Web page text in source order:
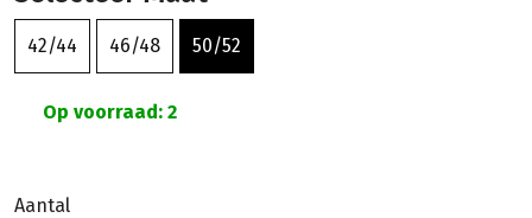
42/44 46/48 50/52
Op voorraad: 2
Aantal